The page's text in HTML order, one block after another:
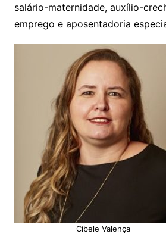
salário-maternidade, auxílio-
emprego e aposentadoria
Cibele Valença